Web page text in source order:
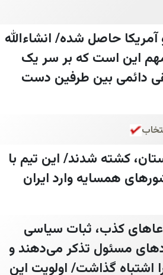
حاصل شده/ انشاءالله
مهم این است که بر سر یک
توافقی دائمی بین طرفین دست
کشته شدند/ این تیم با
همسایه وارد ایران
کذب، ثبات سیاسی
مسئول تذکر می‌دهند و
اشتباه گذاشت/ اولویت این